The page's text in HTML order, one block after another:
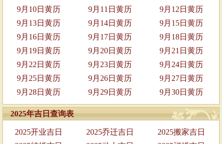
9月10日黄历
9月11日黄历
9月12日黄历
9月13日黄历
9月14日黄历
9月15日黄历
9月16日黄历
9月17日黄历
9月18日黄历
9月19日黄历
9月20日黄历
9月21日黄历
9月22日黄历
9月23日黄历
9月24日黄历
9月25日黄历
9月26日黄历
9月27日黄历
9月28日黄历
9月29日黄历 9月30日黄历
2025年吉日查询表
2025开业吉日 2025乔迁吉日
2025搬家吉日